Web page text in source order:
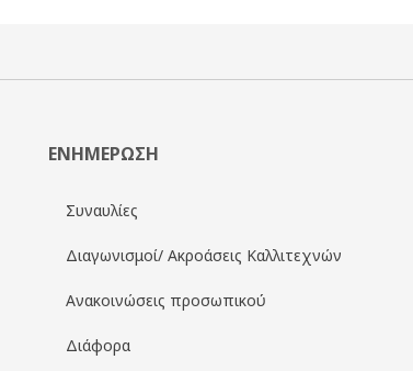
ΕΝΗΜΕΡΩΣΗ
Συναυλίες
Διαγωνισμοί/ Ακροάσεις Καλλιτεχνών
Ανακοινώσεις προσωπικού
Διάφορα